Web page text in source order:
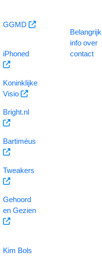
GGMD
iPhoned
Koninklijke
Visio
Bright.nl
Bartiméus
Tweakers
Gehoord
en Gezien
Kim Bols
info over
contact